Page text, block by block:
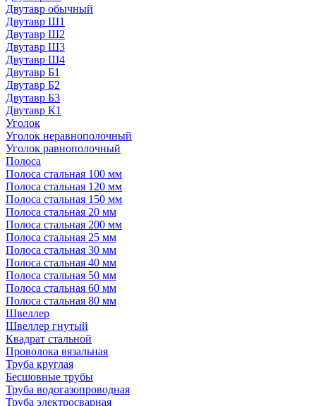
Двутавр обычный
Двутавр Ш1
Двутавр Ш2
Двутавр Ш3
Двутавр Ш4
Двутавр Б1
Двутавр Б2
Двутавр Б3
Двутавр К1
Уголок
Уголок неравнополочный
Уголок равнополочный
Полоса
Полоса стальная 100 мм
Полоса стальная 120 мм
Полоса стальная 150 мм
Полоса стальная 20 мм
Полоса стальная 200 мм
Полоса стальная 25 мм
Полоса стальная 30 мм
Полоса стальная 40 мм
Полоса стальная 50 мм
Полоса стальная 60 мм
Полоса стальная 80 мм
Швеллер
Швеллер гнутый
Квадрат стальной
Проволока вязальная
Труба круглая
Бесшовные трубы
Труба водогазопроводная
Труба электросварная